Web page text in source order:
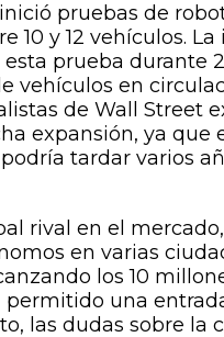
pruebas de
10 y 12 vehículos.
prueba durante
vehículos en
de Wall Street
expansión, ya que
tardar varios
rival en el
en varias
los 10
una
las dudas sobre la